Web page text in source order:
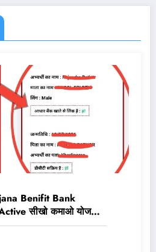
Benifit Bank
सीखो कमाओ योजना
Rs जब बैंक डीबीटी